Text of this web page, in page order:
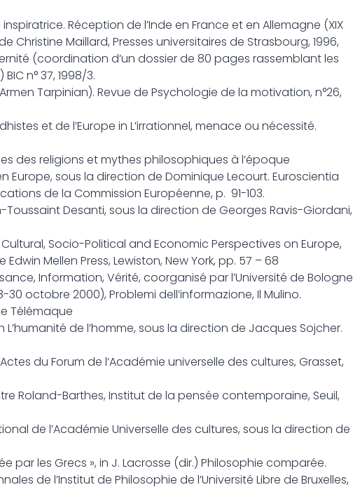
Réception de l’Inde en France et en Allemagne (XIX
Christine Maillard, Presses universitaires de Strasbourg, 1996,
(coordination d’un dossier de 80 pages rassemblant les
n° 37, 1998/3.
Tarpinian). Revue de Psychologie de la motivation, n°26,
et de l’Europe in L’irrationnel, menace ou nécessité.
des religions et mythes philosophiques à l’époque
Europe, sous la direction de Dominique Lecourt. Euroscientia
de la Commission Européenne, p. 91-103.
Toussaint Desanti, sous la direction de Georges Ravis-Giordani,
Socio-Political and Economic Perspectives on Europe,
Mellen Press, Lewiston, New York, pp. 57 – 68
Information, Vérité, coorganisé par l’Université de Bologne
octobre 2000), Problemi dell’informazione, Il Mulino.
Télémaque
L’humanité de l’homme, sous la direction de Jacques Sojcher.
du Forum de l’Académie universelle des cultures, Grasset,
Roland-Barthes, Institut de la pensée contemporaine, Seuil,
de l’Académie Universelle des cultures, sous la direction de
par les Grecs », in J. Lacrosse (dir.) Philosophie comparée.
de l’Institut de Philosophie de l’Université Libre de Bruxelles,